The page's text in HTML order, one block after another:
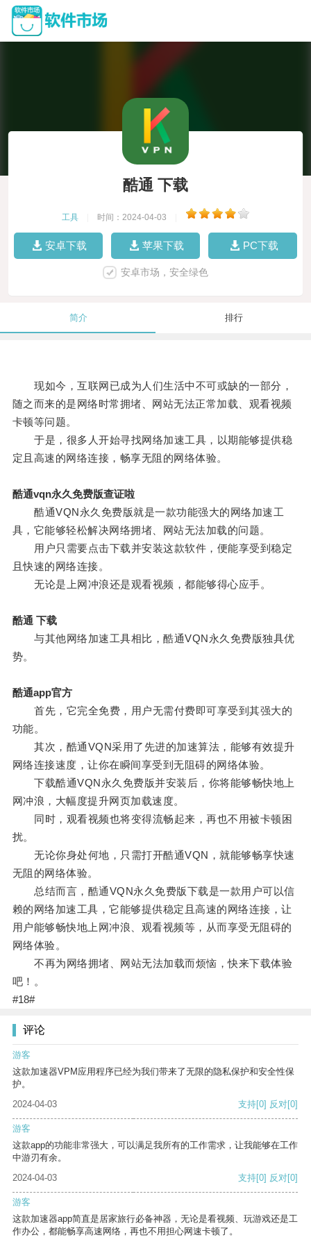
酷通 下载
工具 时间：2024-04-03
安卓下载 苹果下载 PC下载
安卓市场，安全绿色
简介 排行
现如今，互联网已成为人们生活中不可或缺的一部分，
随之而来的是网络时常拥堵、网站无法正常加载、观看视频
卡顿等问题。
于是，很多人开始寻找网络加速工具，以期能够提供稳
定且高速的网络连接，畅享无阻的网络体验。
酷通vqn永久免费版查证啦
酷通VQN永久免费版就是一款功能强大的网络加速工
具，它能够轻松解决网络拥堵、网站无法加载的问题。
用户只需要点击下载并安装这款软件，便能享受到稳定
且快速的网络连接。
无论是上网冲浪还是观看视频，都能够得心应手。
酷通 下载
与其他网络加速工具相比，酷通VQN永久免费版独具优
势。
酷通app官方
首先，它完全免费，用户无需付费即可享受到其强大的
功能。
其次，酷通VQN采用了先进的加速算法，能够有效提升
网络连接速度，让你在瞬间享受到无阻碍的网络体验。
下载酷通VQN永久免费版并安装后，你将能够畅快地上
网冲浪，大幅度提升网页加载速度。
同时，观看视频也将变得流畅起来，再也不用被卡顿困
扰。
无论你身处何地，只需打开酷通VQN，就能够畅享快速
无阻的网络体验。
总结而言，酷通VQN永久免费版下载是一款用户可以信
赖的网络加速工具，它能够提供稳定且高速的网络连接，让
用户能够畅快地上网冲浪、观看视频等，从而享受无阻碍的
网络体验。
不再为网络拥堵、网站无法加载而烦恼，快来下载体验
吧！。
#18#
评论
游客
这款加速器VPM应用程序已经为我们带来了无限的隐私保护和安全性保
护。
2024-04-03
支持[0] 反对[0]
游客
这款app的功能非常强大，可以满足我所有的工作需求，让我能够在工作
中游刃有余。
2024-04-03
支持[0] 反对[0]
游客
这款加速器app简直是居家旅行必备神器，无论是看视频、玩游戏还是工
作办公，都能畅享高速网络，再也不用担心网速卡顿了。